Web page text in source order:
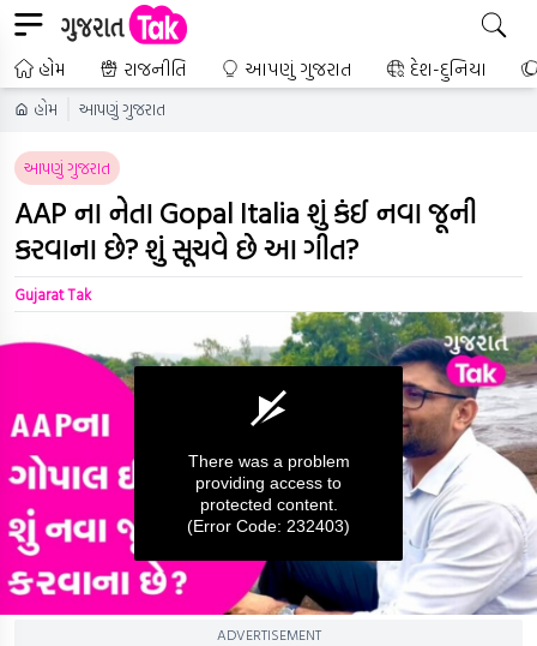
હોમ રાજનીતિ આપણું ગુજરાત દેશ-દુનિયા
હોમ આપણું ગુજરાત
આપણું ગુજરાત
AAP ના નેતા Gopal Italia શું કંઈ નવા જૂની
કરવાના છે? શું સૂચવે છે આ ગીત?
Gujarat Tak
There was a problem
providing access to
protected content.
(Error Code: 232403)
ADVERTISEMENT